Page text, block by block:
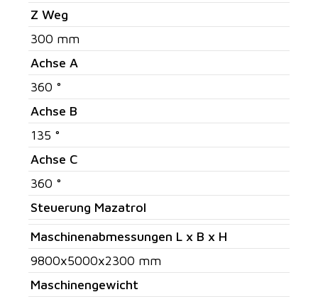
Z Weg
300 mm
Achse A
360 °
Achse B
135 °
Achse C
360 °
Steuerung Mazatrol
Maschinenabmessungen L x B x H
9800x5000x2300 mm
Maschinengewicht